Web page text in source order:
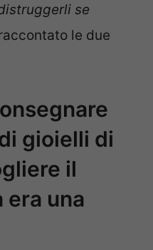
se
le due
gioielli di
il
era una